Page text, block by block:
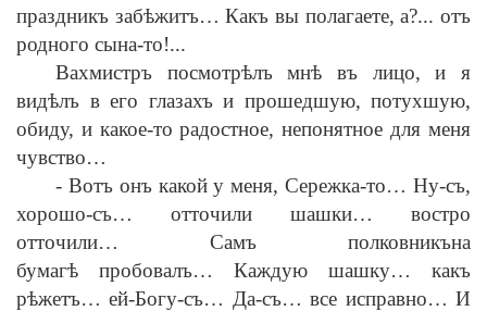
праздникъ забѣжитъ… Какъ вы полагаете, а?... отъ
родного сына-то!...
Вахмистръ посмотрѣлъ мнѣ въ лицо, и я
видѣлъ в его глазахъ и прошедшую, потухшую,
обиду, и какое-то радостное, непонятное для меня
чувство…
- Вотъ онъ какой у меня, Сережка-то… Ну-съ,
хорошо-съ… отточили шашки… востро
отточили… Самъ полковникъна
бумагѣ пробовалъ… Каждую шашку… какъ
рѣжетъ… ей-Богу-съ… Да-съ… все исправно… И